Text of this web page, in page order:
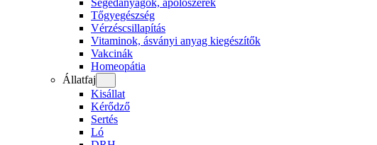
Segédanyagok, ápolószerek
Tőgyegészség
Vérzéscsillapítás
Vitaminok, ásványi anyag kiegészítők
Vakcinák
Homeopátia
Állatfaj
Kisállat
Kérődző
Sertés
Ló